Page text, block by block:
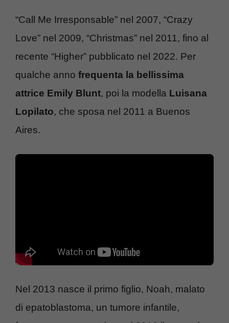
“Call Me Irresponsable” nel 2007, “Crazy
Love” nel 2009, “Christmas” nel 2011, fino al
recente “Higher” pubblicato nel 2022. Per
qualche anno frequenta la bellissima
attrice Emily Blunt, poi la modella Luisana
Lopilato, che sposa nel 2011 a Buenos
Aires.
Nel 2013 nasce il primo figlio, Noah, malato
di epatoblastoma, un tumore infantile,